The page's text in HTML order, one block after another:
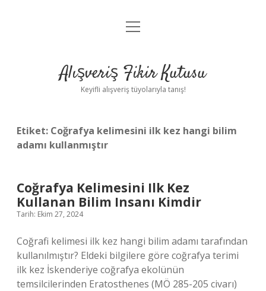
Anasayfa
Yasal Uyarı
menüyü
Alışveriş Fikir Kutusu
Keyifli alışveriş tüyolarıyla tanış!
Etiket: Coğrafya kelimesini ilk kez hangi bilim
adamı kullanmıştır
Coğrafya Kelimesini Ilk Kez
Kullanan Bilim Insanı Kimdir
Tarih: Ekim 27, 2024
Coğrafi kelimesi ilk kez hangi bilim adamı tarafından
kullanılmıştır? Eldeki bilgilere göre coğrafya terimi
ilk kez İskenderiye coğrafya ekolünün
temsilcilerinden Eratosthenes (MÖ 285-205 civarı)